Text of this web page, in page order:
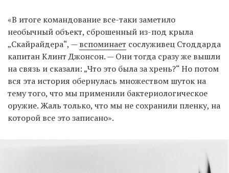
«В итоге командование все-таки заметило
необычный объект, сброшенный из-под крыла
„Скайрайдера“, — вспоминает сослуживец Стоддарда
капитан Клинт Джонсон. — Они тогда сразу же вышли
на связь и сказали: „Что это была за хрень?“ Но потом
вся эта история обернулась множеством шуток на
тему того, что мы применили бактериологическое
оружие. Жаль только, что мы не сохранили пленку, на
которой все это записано».